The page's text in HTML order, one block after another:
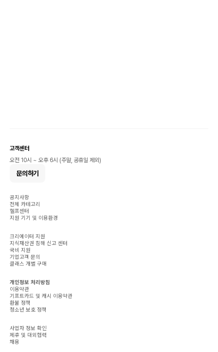
고객센터
오전 10시 ~ 오후 6시 (주말, 공휴일 제외)
문의하기
공지사항
전체 카테고리
헬프센터
지원 기기 및 이용환경
크리에이터 지원
지식재산권 침해 신고 센터
국비 지원
기업고객 문의
클래스 개별 구매
개인정보 처리방침
이용약관
기프트카드 및 캐시 이용약관
환불 정책
청소년 보호 정책
사업자 정보 확인
제휴 및 대외협력
채용